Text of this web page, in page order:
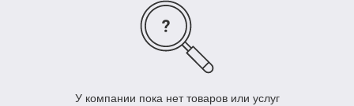
У компании пока нет товаров или услуг